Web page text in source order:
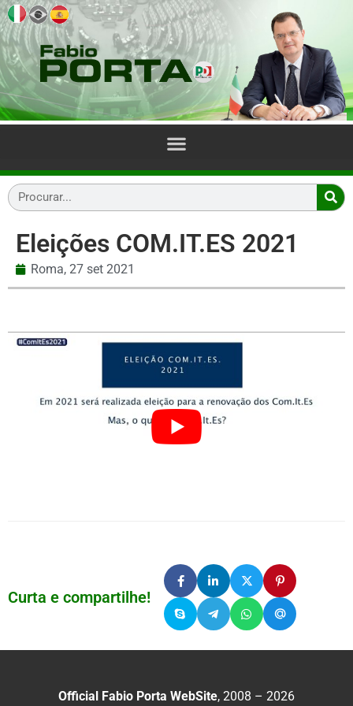
Eleições COM.IT.ES 2021
Roma, 27 set 2021
Curta e compartilhe!
Official Fabio Porta WebSite, 2008 – 2026